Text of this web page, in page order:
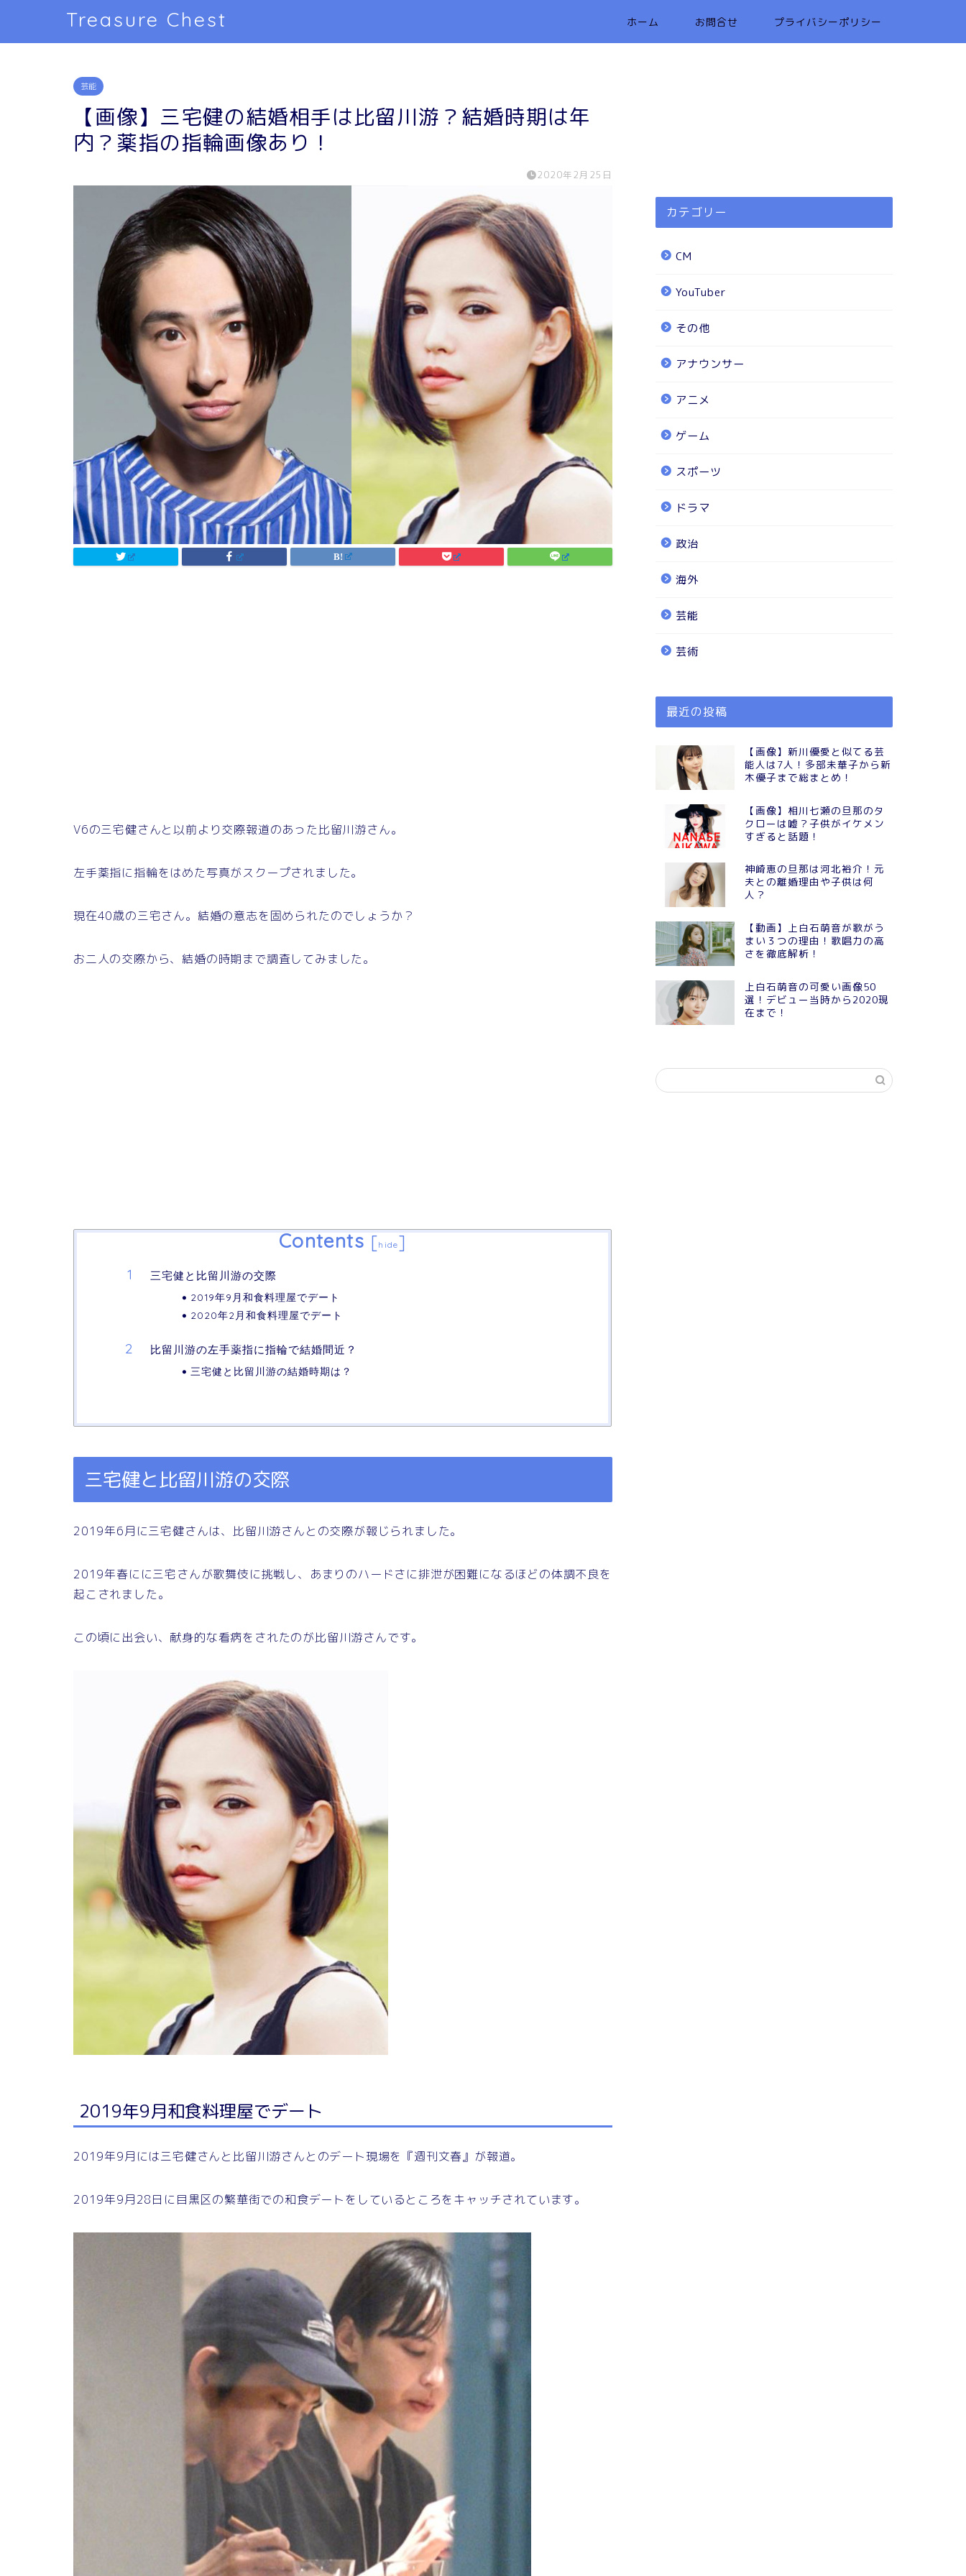
Treasure Chest ホーム お問合せ プライバシーポリシー
芸能
【画像】三宅健の結婚相手は比留川游？結婚時期は年
内？薬指の指輪画像あり！
2020年2月25日
V6の三宅健さんと以前より交際報道のあった比留川游さん。
左手薬指に指輪をはめた写真がスクープされました。
現在40歳の三宅さん。結婚の意志を固められたのでしょうか？
お二人の交際から、結婚の時期まで調査してみました。
Contents [hide]
三宅健と比留川游の交際
2019年9月和食料理屋でデート
2020年2月和食料理屋でデート
比留川游の左手薬指に指輪で結婚間近？
三宅健と比留川游の結婚時期は？
三宅健と比留川游の交際
2019年6月に三宅健さんは、比留川游さんとの交際が報じられました。
2019年春にに三宅さんが歌舞伎に挑戦し、あまりのハードさに排泄が困難になるほどの体調不良を
起こされました。
この頃に出会い、献身的な看病をされたのが比留川游さんです。
2019年9月和食料理屋でデート
2019年9月には三宅健さんと比留川游さんとのデート現場を『週刊文春』が報道。
2019年9月28日に目黒区の繁華街での和食デートをしているところをキャッチされています。
カテゴリー
CM
YouTuber
その他
アナウンサー
アニメ
ゲーム
スポーツ
ドラマ
政治
海外
芸能
芸術
最近の投稿
【画像】新川優愛と似てる芸
能人は7人！多部未華子から新
木優子まで総まとめ！
【画像】相川七瀬の旦那のタ
クローは嘘？子供がイケメン
すぎると話題！
神崎恵の旦那は河北裕介！元
夫との離婚理由や子供は何
人？
【動画】上白石萌音が歌がう
まい３つの理由！歌唱力の高
さを徹底解析！
上白石萌音の可愛い画像50
選！デビュー当時から2020現
在まで！